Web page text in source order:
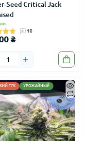
Seed Critical Jack
10
₴
ТГК УРОЖАЙНЫЙ